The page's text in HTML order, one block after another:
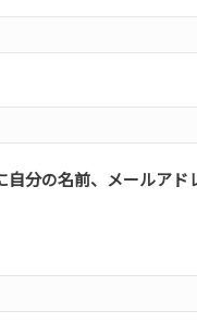
分の名前、メールアド